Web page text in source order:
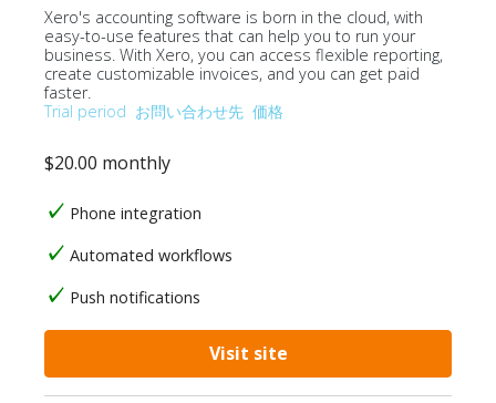
Xero's accounting software is born in the cloud, with
easy-to-use features that can help you to run your
business. With Xero, you can access flexible reporting,
create customizable invoices, and you can get paid
faster.
Trial period お問い合わせ先 価格
$20.00 monthly
Phone integration
Automated workflows
Push notifications
Visit site